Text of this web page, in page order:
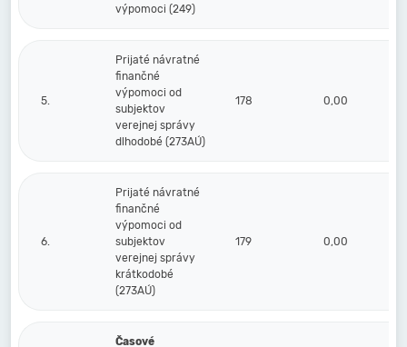
výpomoci (249)
5.
Prijaté návratné
finančné
výpomoci od
subjektov
verejnej správy
dlhodobé (273AÚ)
178 0,00
6.
Prijaté návratné
finančné
výpomoci od
subjektov
verejnej správy
krátkodobé
(273AÚ)
179 0,00
Časové